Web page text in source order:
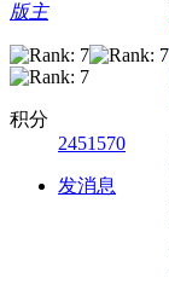
版主
积分
2451570
发消息